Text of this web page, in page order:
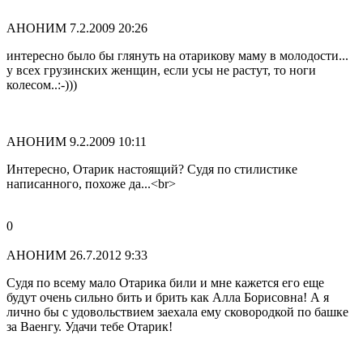
АНОНИМ 7.2.2009 20:26
интересно было бы глянуть на отарикову маму в молодости...
у всех грузинских женщин, если усы не растут, то ноги
колесом..:-)))
АНОНИМ 9.2.2009 10:11
Интересно, Отарик настоящий? Судя по стилистике
написанного, похоже да...<br>
0
АНОНИМ 26.7.2012 9:33
Судя по всему мало Отарика били и мне кажется его еще
будут очень сильно бить и брить как Алла Борисовна! А я
лично бы с удовольствием заехала ему сковородкой по башке
за Ваенгу. Удачи тебе Отарик!